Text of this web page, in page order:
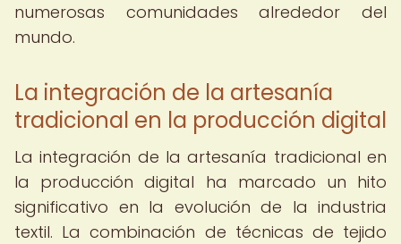
numerosas comunidades alrededor del
mundo.
La integración de la artesanía
tradicional en la producción digital
La integración de la artesanía tradicional en
la producción digital ha marcado un hito
significativo en la evolución de la industria
textil. La combinación de técnicas de tejido